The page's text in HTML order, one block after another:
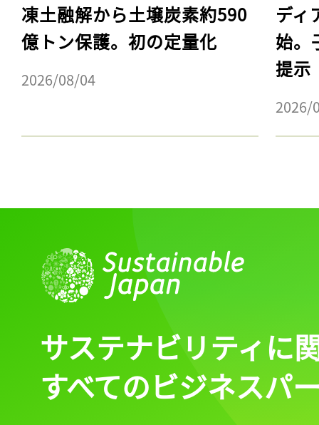
凍土融解から土壌炭素約590
億トン保護。初の定量化
2026/08/04
ディ
始。
提示
2026/
サステナビリティに
すべてのビジネスパ